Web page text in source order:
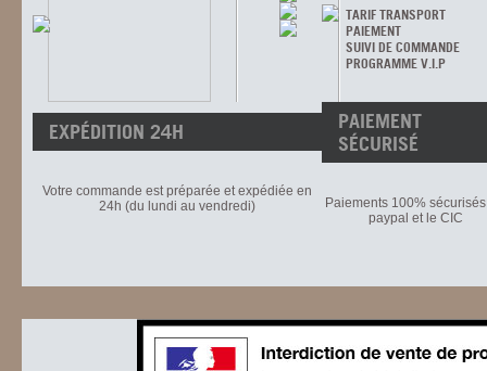
TARIF TRANSPORT
PAIEMENT
SUIVI DE COMMANDE
PROGRAMME V.I.P
EXPÉDITION 24H
Votre commande est préparée et expédiée en
24h (du lundi au vendredi)
PAIEMENT
SÉCURISÉ
Paiements 100%
paypal et le CIC